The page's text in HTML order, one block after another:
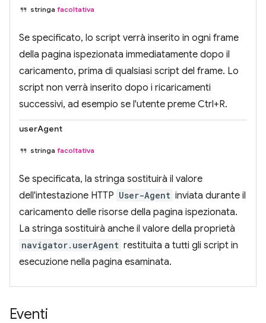
stringa facoltativa
Se specificato, lo script verrà inserito in ogni frame
della pagina ispezionata immediatamente dopo il
caricamento, prima di qualsiasi script del frame. Lo
script non verrà inserito dopo i ricaricamenti
successivi, ad esempio se l'utente preme Ctrl+R.
userAgent
stringa facoltativa
Se specificata, la stringa sostituirà il valore
dell'intestazione HTTP User-Agent inviata durante il
caricamento delle risorse della pagina ispezionata.
La stringa sostituirà anche il valore della proprietà
navigator.userAgent restituita a tutti gli script in
esecuzione nella pagina esaminata.
Eventi